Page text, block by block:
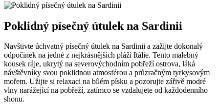
Poklidný písečný útulek na Sardinii
Navštivte úchvatný písečný útulek na Sardinii a zažijte dokonalý
odpočinek na jedné z nejkrásnějších pláží Itálie. Tento malebný
kousek ráje, ukrytý na severovýchodním pobřeží ostrova, láká
návštěvníky svou poklidnou atmosférou a průzračným tyrkysovým
mořem. Užijte si relaxaci na bílém písku a pozorujte zářivě modré
vlny narážející na pobřeží, zatímco se vzdalujete od každodenního
shonu.